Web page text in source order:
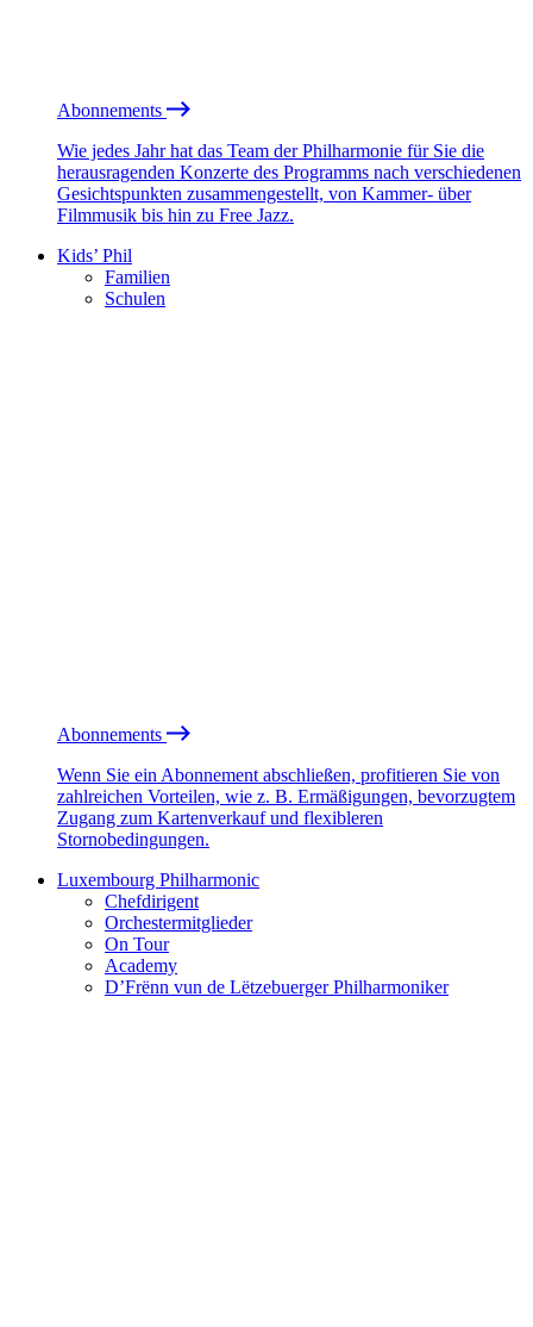
Abonnements
Wie jedes Jahr hat das Team der Philharmonie für Sie die
herausragenden Konzerte des Programms nach verschiedenen
Gesichtspunkten zusammengestellt, von Kammer- über
Filmmusik bis hin zu Free Jazz.
Kids’ Phil
Familien
Schulen
Abonnements
Wenn Sie ein Abonnement abschließen, profitieren Sie von
zahlreichen Vorteilen, wie z. B. Ermäßigungen, bevorzugtem
Zugang zum Kartenverkauf und flexibleren
Stornobedingungen.
Luxembourg Philharmonic
Chefdirigent
Orchestermitglieder
On Tour
Academy
D’Frënn vun de Lëtzebuerger Philharmoniker